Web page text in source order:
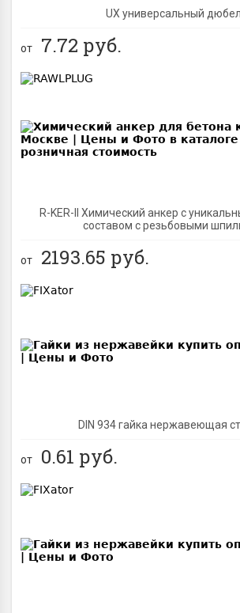
UX универсальный
от 7.72 руб.
R-KER-II Химический анкер с
составом с резьбовыми
от 2193.65 руб.
DIN 934 гайка нержавеющая
от 0.61 руб.